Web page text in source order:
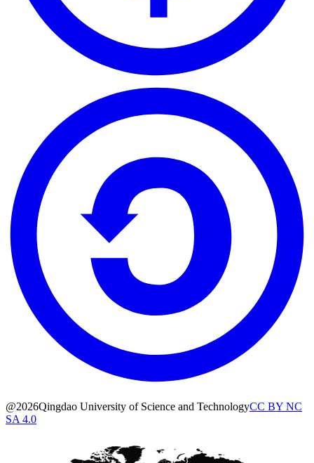
@2026Qingdao University of Science and TechnologyCC BY NC
SA 4.0